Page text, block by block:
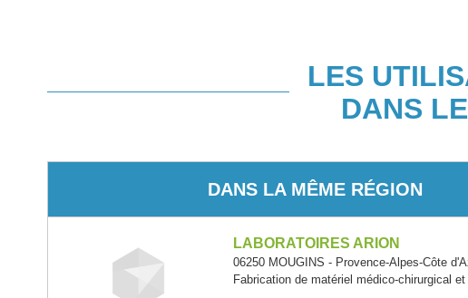
LES
DANS
DANS LA MÊME RÉGION
LABORATOIRES ARION
06250 MOUGINS - Provence-Alpes-Côte
Fabrication de matériel médico-chirurgical et